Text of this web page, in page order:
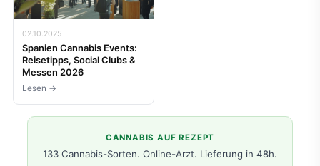
02.10.2025
Spanien Cannabis Events:
Reisetipps, Social Clubs &
Messen 2026
Lesen →
CANNABIS AUF REZEPT
133 Cannabis-Sorten. Online-Arzt. Lieferung in 48h.